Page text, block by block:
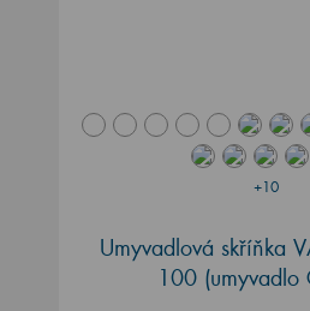
+10
Umyvadlová skříňka
100 (umyvadlo